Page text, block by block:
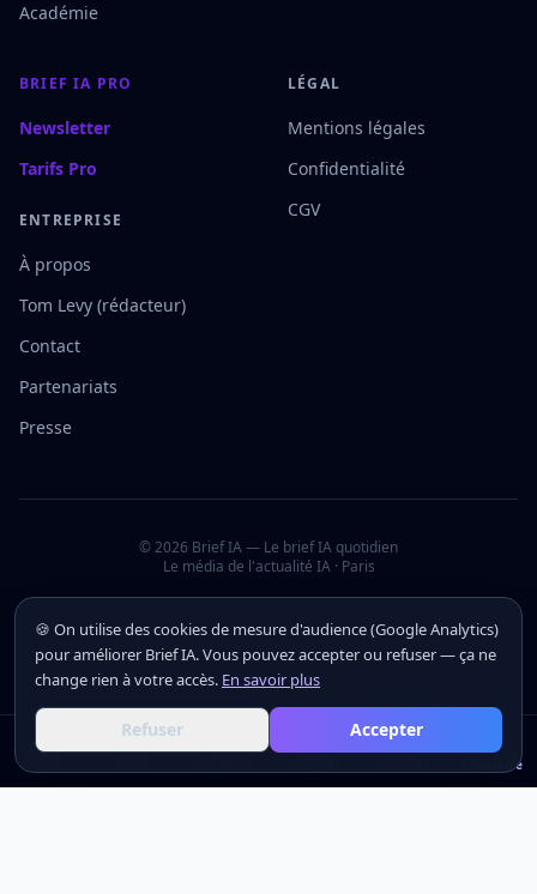
🍪 On utilise des cookies de mesure d'audience (Google Analytics)
pour améliorer Brief IA. Vous pouvez accepter ou refuser — ça ne
change rien à votre accès. En savoir plus
Refuser Accepter
Académie
BRIEF IA PRO
Newsletter
Tarifs Pro
ENTREPRISE
À propos
Tom Levy (rédacteur)
Contact
Partenariats
Presse
LÉGAL
Mentions légales
Confidentialité
CGV
©2026 Brief IA — Le brief IA quotidien
Le média de l'actualité IA · Paris
S'inscrire
S'inscrire